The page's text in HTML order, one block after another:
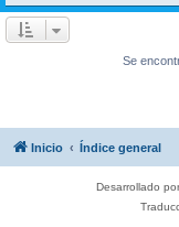
Se
Inicio Índice general
Desarrollado